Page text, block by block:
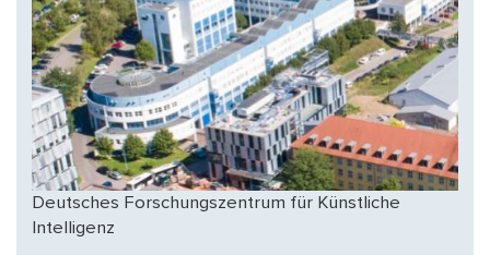
Deutsches Forschungszentrum für Künstliche
Intelligenz